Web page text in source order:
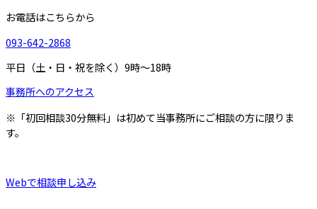
お電話はこちらから
093-642-2868
平日（土・日・祝を除く）9時～18時
事務所へのアクセス
※「初回相談30分無料」は初めて当事務所にご相談の方に限りま
す。
Webで相談申し込み